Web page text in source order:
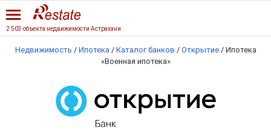
2 503 объекта недвижимости Астрахани
Недвижимость / Ипотека / Каталог банков / Открытие / Ипотека
«Военная ипотека»